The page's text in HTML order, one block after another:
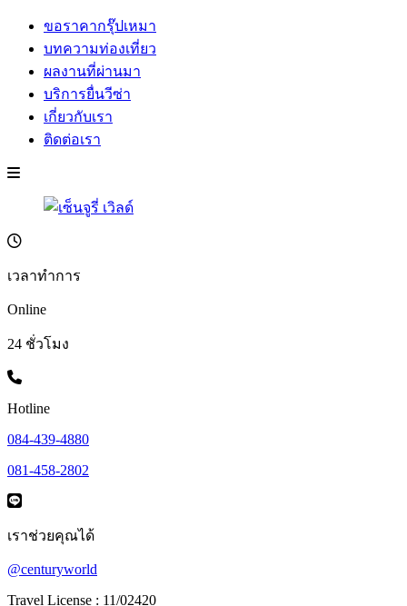
ขอราคากรุ๊ปเหมา
บทความท่องเที่ยว
ผลงานที่ผ่านมา
บริการยื่นวีซ่า
เกี่ยวกับเรา
ติดต่อเรา
เวลาทำการ
Online
24 ชั่วโมง
Hotline
084-439-4880
081-458-2802
เราช่วยคุณได้
@centuryworld
Travel License : 11/02420